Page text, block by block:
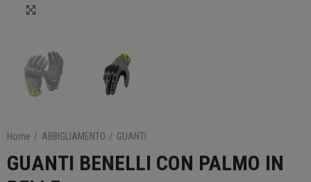
Home ABBIGLIAMENTO GUANTI
GUANTI BENELLI CON PALMO IN